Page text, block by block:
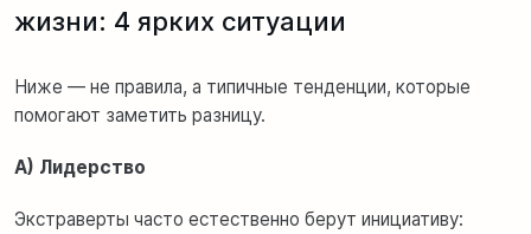
жизни: 4 ярких ситуации
Ниже — не правила, а типичные тенденции, которые
помогают заметить разницу.
A) Лидерство
Экстраверты часто естественно берут инициативу: